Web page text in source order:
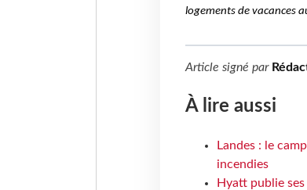
logements de vacances
Article signé par
À lire aussi
Landes : le
incendies
Hyatt publie